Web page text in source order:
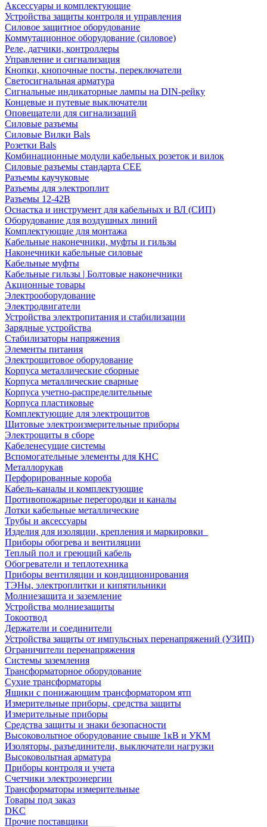
Аксессуары и комплектующие
Устройства защиты контроля и управления
Силовое защитное оборудование
Коммутационное оборудование (силовое)
Реле, датчики, контроллеры
Управление и сигнализация
Кнопки, кнопочные посты, переключатели
Светосигнальная арматура
Сигнальные индикаторные лампы на DIN-рейку
Концевые и путевые выключатели
Оповещатели для сигнализаций
Силовые разъемы
Силовые Вилки Bals
Розетки Bals
Комбинационные модули кабельных розеток и вилок
Силовые разъемы стандарта CEE
Разъемы каучуковые
Разъемы для электроплит
Разъемы 12-42В
Оснастка и инструмент для кабельных и ВЛ (СИП)
Оборудование для воздушных линий
Комплектующие для монтажа
Кабельные наконечники, муфты и гильзы
Наконечники кабельные силовые
Кабельные муфты
Кабельные гильзы | Болтовые наконечники
Акционные товары
Электрооборудование
Электродвигатели
Устройства электропитания и стабилизации
Зарядные устройства
Стабилизаторы напряжения
Элементы питания
Электрощитовое оборудование
Корпуса металлические сборные
Корпуса металлические сварные
Корпуса учетно-распределительные
Корпуса пластиковые
Комплектующие для электрощитов
Щитовые электроизмерительные приборы
Электрощиты в сборе
Кабеленесущие системы
Вспомогательные элементы для КНС
Металлорукав
Перфорированные короба
Кабель-каналы и комплектующие
Противопожарные перегородки и каналы
Лотки кабельные металлические
Трубы и аксессуары
Изделия для изоляции, крепления и маркировки
Приборы обогрева и вентиляции
Теплый пол и греющий кабель
Обогреватели и теплотехника
Приборы вентиляции и кондиционирования
ТЭНы, электроплитки и кипятильники
Молниезащита и заземление
Устройства молниезащиты
Токоотвод
Держатели и соединители
Устройства защиты от импульсных перенапряжений (УЗИП)
Ограничители перенапряжения
Системы заземления
Трансформаторное оборудование
Сухие трансформаторы
Ящики с понижающим трансформатором ятп
Измерительные приборы, средства защиты
Измерительные приборы
Средства защиты и знаки безопасности
Высоковольтное оборудование свыше 1кВ и УКМ
Изоляторы, разъединители, выключатели нагрузки
Высоковольтная арматура
Приборы контроля и учета
Счетчики электроэнергии
Трансформаторы измерительные
Товары под заказ
DKC
Прочие поставщики